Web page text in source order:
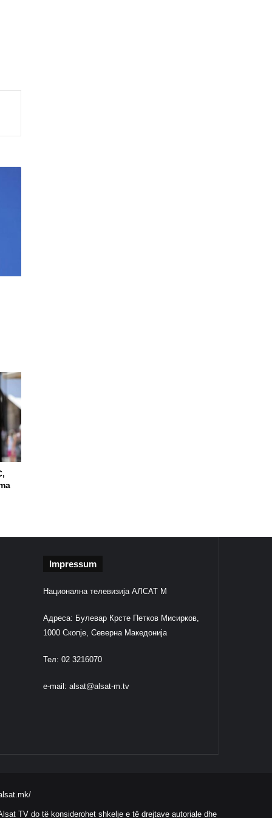
Impressum
Национална телевизија АЛСАТ М
Адреса: Булевар Крсте Петков Мисирков,
1000 Скопје, Северна Македонија
Тел: 02 3216070
e-mail: alsat@alsat-m.tv
TV do të konsiderohet shkelje e të drejtave autoriale dhe